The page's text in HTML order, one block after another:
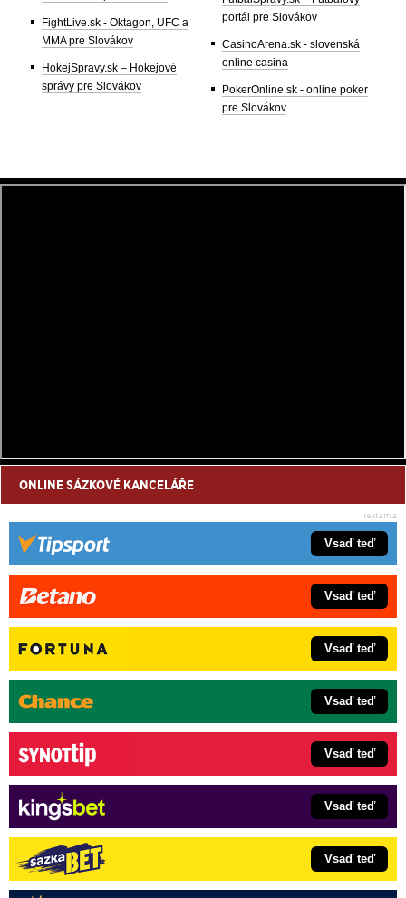
FightLive.sk - Oktagon, UFC a
MMA pre Slovákov
HokejSpravy.sk – Hokejové
správy pre Slovákov
portál pre Slovákov
CasinoArena.sk - slovenská
online casina
PokerOnline.sk - online poker
pre Slovákov
ONLINE SÁZKOVÉ KANCELÁŘE
Vsaď teď
Vsaď teď
Vsaď teď
Vsaď teď
Vsaď teď
Vsaď teď
Vsaď teď